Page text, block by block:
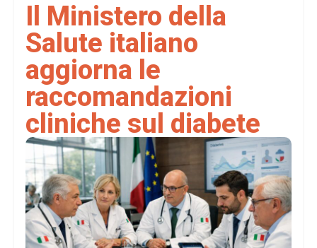
Il Ministero della
Salute italiano
aggiorna le
raccomandazioni
cliniche sul diabete